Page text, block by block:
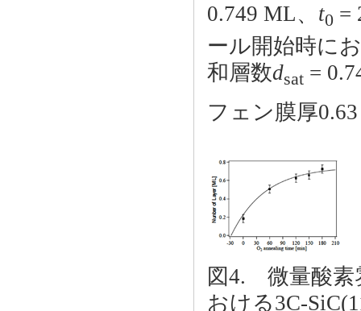
0.749 ML、 t0 =
ール開始時に
和層数dsat =
フェン膜厚
図4. 微量酸素
おける3C-